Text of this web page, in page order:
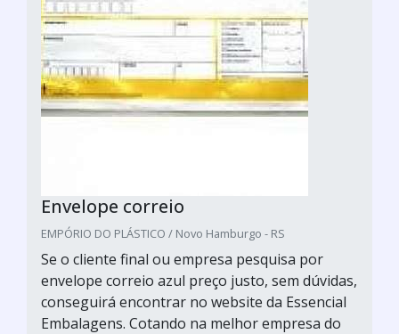
Envelope correio
EMPÓRIO DO PLÁSTICO / Novo Hamburgo - RS
Se o cliente final ou empresa pesquisa por
envelope correio azul preço justo, sem dúvidas,
conseguirá encontrar no website da Essencial
Embalagens. Cotando na melhor empresa do